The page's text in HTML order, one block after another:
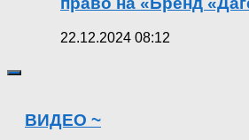
22.12.2024 08:12
ВИДЕО ~